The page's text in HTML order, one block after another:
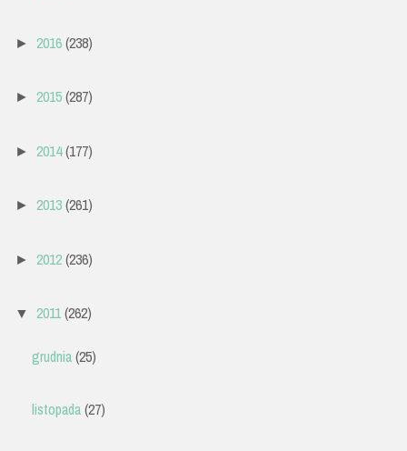
► 2016(238)
► 2015(287)
► 2014(177)
► 2013(261)
► 2012(236)
▼ 2011(262)
grudnia(25)
listopada(27)